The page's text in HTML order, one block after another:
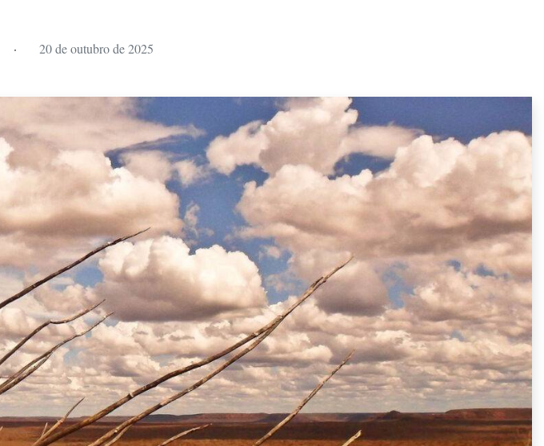
· 20 de outubro de 2025